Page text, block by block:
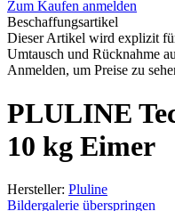
Zum Kaufen anmelden
Beschaffungsartikel
Dieser Artikel wird explizit
Umtausch und Rücknahme
Anmelden, um Preise zu
PLULINE
10 kg Eimer
Hersteller: Pluline
Bildergalerie überspringen